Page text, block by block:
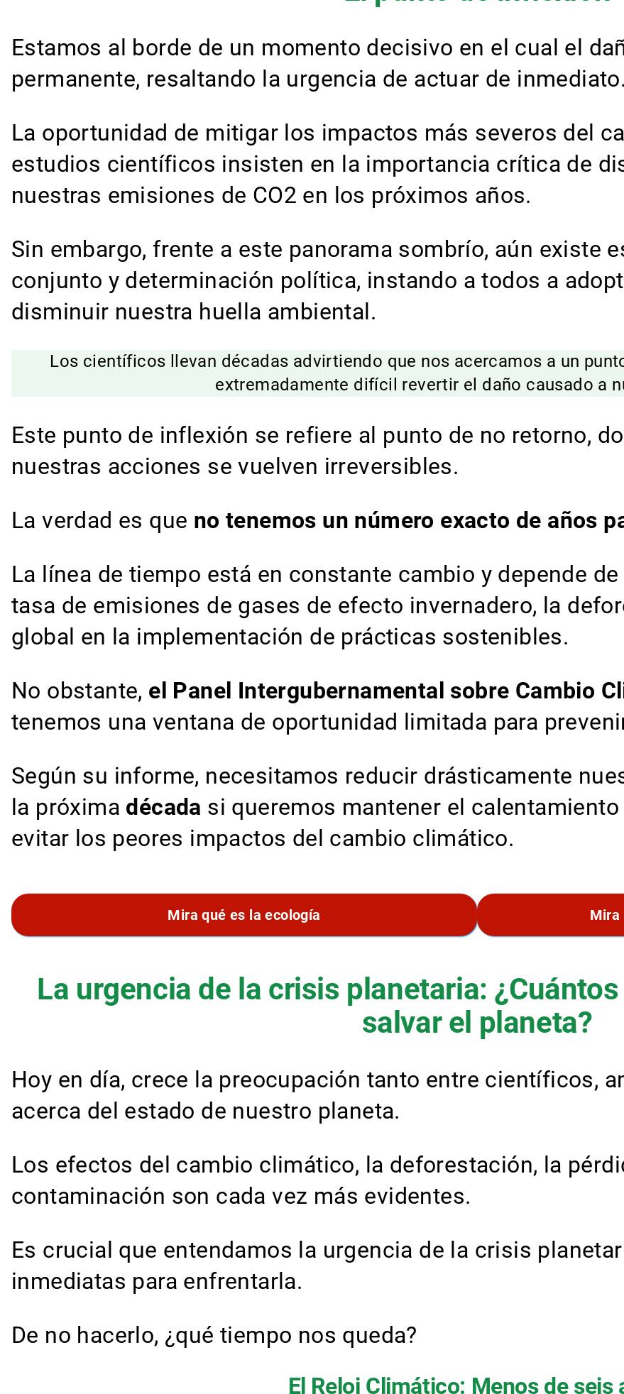
Estamos al borde de un momento decisivo en el cual el
permanente, resaltando la urgencia de actuar de inmediato.
La oportunidad de mitigar los impactos más severos del
estudios científicos insisten en la importancia crítica de
nuestras emisiones de CO2 en los próximos años.
Sin embargo, frente a este panorama sombrío, aún existe
conjunto y determinación política, instando a todos a
disminuir nuestra huella ambiental.
Los científicos llevan décadas advirtiendo que nos acercamos a un
extremadamente difícil revertir el daño causado a
Este punto de inflexión se refiere al punto de no retorno,
nuestras acciones se vuelven irreversibles.
La verdad es que no tenemos un número exacto de años
La línea de tiempo está en constante cambio y depende
tasa de emisiones de gases de efecto invernadero, la
global en la implementación de prácticas sostenibles.
No obstante, el Panel Intergubernamental sobre Cambio
tenemos una ventana de oportunidad limitada para
Según su informe, necesitamos reducir drásticamente
la próxima década si queremos mantener el
evitar los peores impactos del cambio climático.
Mira qué es la ecología Mira
La urgencia de la crisis planetaria:
salvar el planeta?
Hoy en día, crece la preocupación tanto entre científicos,
acerca del estado de nuestro planeta.
Los efectos del cambio climático, la deforestación, la
contaminación son cada vez más evidentes.
Es crucial que entendamos la urgencia de la crisis
inmediatas para enfrentarla.
De no hacerlo, ¿qué tiempo nos queda?
El Reloj Climático: Menos de seis